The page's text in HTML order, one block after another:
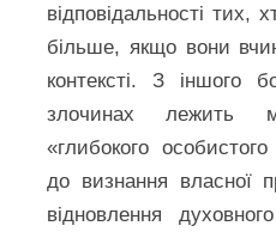
відповідальності тих,
більше, якщо вони
контексті. З іншого
злочинах лежить
«глибокого
до визнання власної
відновлення